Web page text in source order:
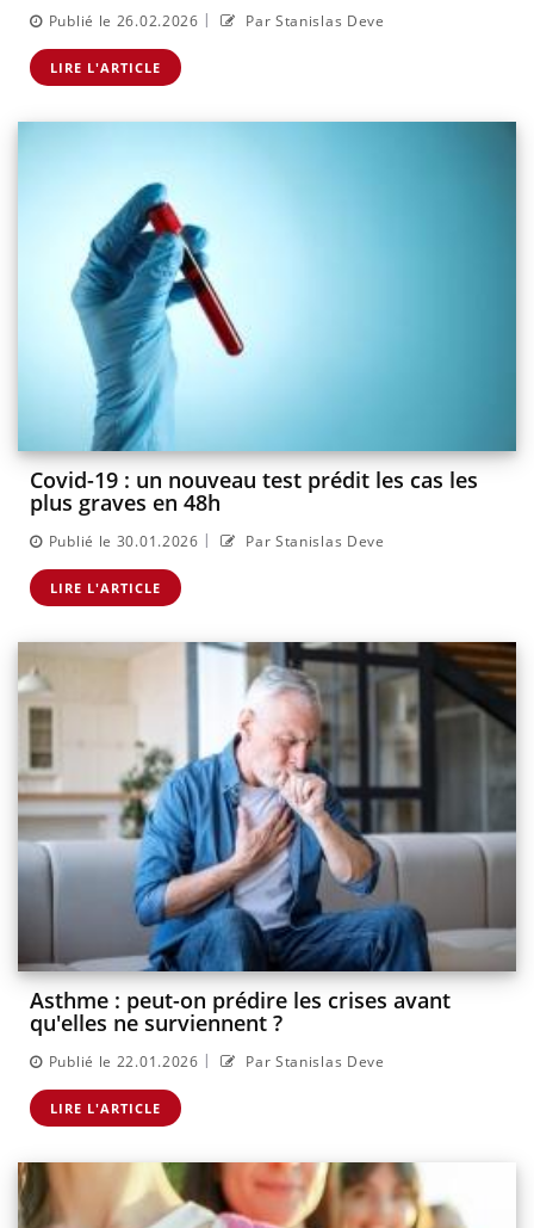
Publié le 26.02.2026 | Par Stanislas Deve
LIRE L'ARTICLE
Covid-19 : un nouveau test prédit les cas les
plus graves en 48h
Publié le 30.01.2026 | Par Stanislas Deve
LIRE L'ARTICLE
Asthme : peut-on prédire les crises avant
qu'elles ne surviennent ?
Publié le 22.01.2026 | Par Stanislas Deve
LIRE L'ARTICLE